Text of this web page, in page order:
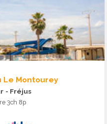
Le Montourey
- Fréjus
3ch 8p